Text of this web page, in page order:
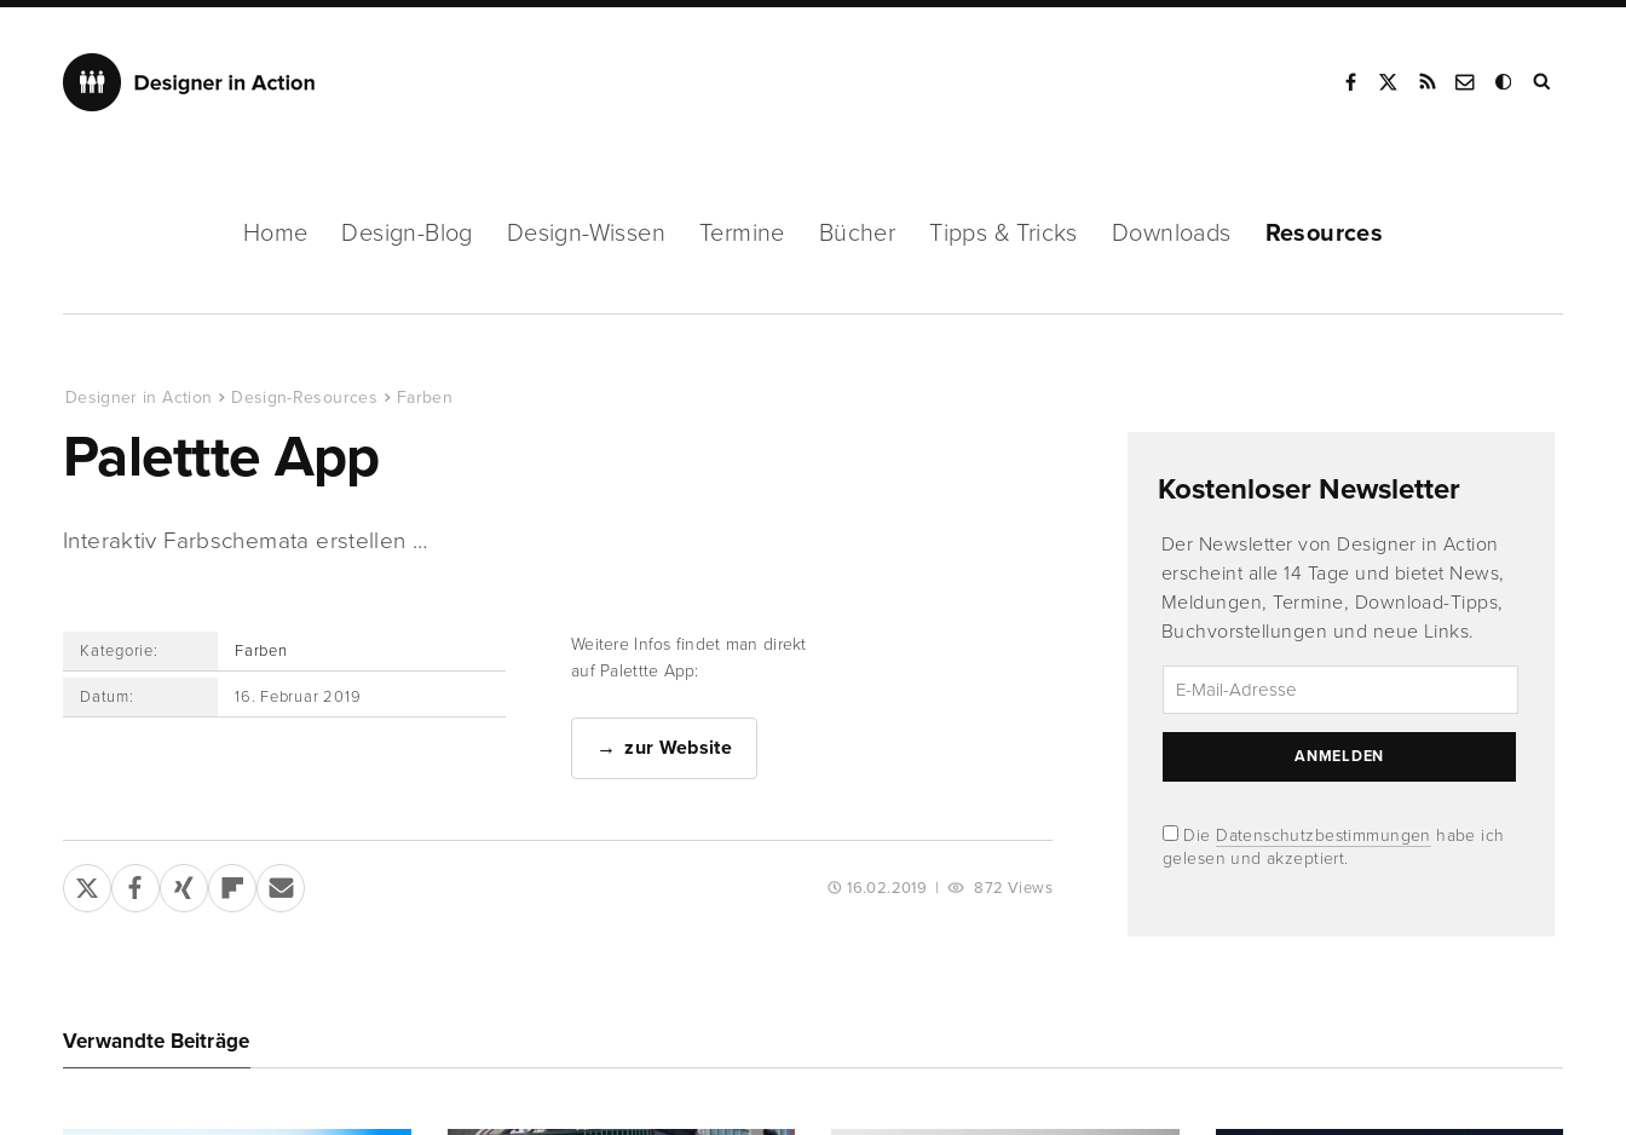
Home Design-Blog Design-Wissen Termine Bücher Tipps & Tricks Downloads Resources
Designer in Action Design-Resources Farben
Palettte App
Interaktiv Farbschemata erstellen …
Kategorie: Farben
Datum: 16. Februar 2019
Weitere Infos findet man direkt
auf Palettte App:
zur Website
16.02.2019 | 872 Views
Kostenloser Newsletter
Der Newsletter von Designer in Action
erscheint alle 14 Tage und bietet News,
Meldungen, Termine, Download-Tipps,
Buchvorstellungen und neue Links.
Die Datenschutzbestimmungen habe ich
gelesen und akzeptiert.
Verwandte Beiträge